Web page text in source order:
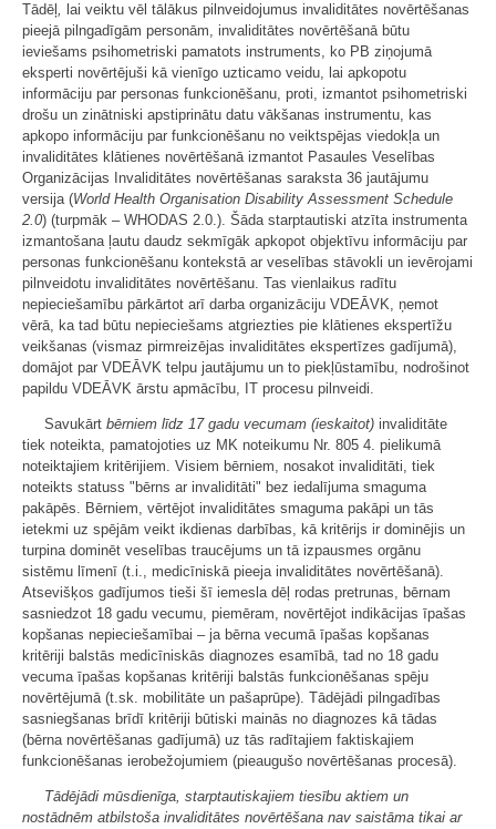
Tādēļ , lai veiktu vēl tālākus pilnveidojumus invaliditātes novērtēšanas
pieejā pilngadīgām personām, invaliditātes novērtēšanā būtu
ieviešams psihometriski pamatots instruments, ko PB ziņojumā
eksperti novērtējuši kā vienīgo uzticamo veidu, lai apkopotu
informāciju par personas funkcionēšanu, proti, izmantot psihometriski
drošu un zinātniski apstiprinātu datu vākšanas instrumentu, kas
apkopo informāciju par funkcionēšanu no veiktspējas viedokļa un
invaliditātes klātienes novērtēšanā izmantot Pasaules Veselības
Organizācijas Invaliditātes novērtēšanas saraksta 36 jautājumu
versija (World Health Organisation Disability Assessment Schedule
2.0) (turpmāk – WHODAS 2.0.). Šāda starptautiski atzīta instrumenta
izmantošana ļautu daudz sekmīgāk apkopot objektīvu informāciju par
personas funkcionēšanu kontekstā ar veselības stāvokli un ievērojami
pilnveidotu invaliditātes novērtēšanu. Tas vienlaikus radītu
nepieciešamību pārkārtot arī darba organizāciju VDEĀVK, ņemot
vērā, ka tad būtu nepieciešams atgriezties pie klātienes ekspertīžu
veikšanas (vismaz pirmreizējas invaliditātes ekspertīzes gadījumā),
domājot par VDEĀVK telpu jautājumu un to piekļūstamību, nodrošinot
papildu VDEĀVK ārstu apmācību, IT procesu pilnveidi.
Savukārt bērniem līdz 17 gadu vecumam (ieskaitot) invaliditāte
tiek noteikta, pamatojoties uz MK noteikumu Nr. 805 4. pielikumā
noteiktajiem kritērijiem. Visiem bērniem, nosakot invaliditāti, tiek
noteikts statuss "bērns ar invaliditāti" bez iedalījuma smaguma
pakāpēs. Bērniem, vērtējot invaliditātes smaguma pakāpi un tās
ietekmi uz spējām veikt ikdienas darbības, kā kritērijs ir dominējis un
turpina dominēt veselības traucējums un tā izpausmes orgānu
sistēmu līmenī (t.i., medicīniskā pieeja invaliditātes novērtēšanā).
Atsevišķos gadījumos tieši šī iemesla dēļ rodas pretrunas, bērnam
sasniedzot 18 gadu vecumu, piemēram, novērtējot indikācijas īpašas
kopšanas nepieciešamībai – ja bērna vecumā īpašas kopšanas
kritēriji balstās medicīniskās diagnozes esamībā, tad no 18 gadu
vecuma īpašas kopšanas kritēriji balstās funkcionēšanas spēju
novērtējumā (t.sk. mobilitāte un pašaprūpe). Tādējādi pilngadības
sasniegšanas brīdī kritēriji būtiski mainās no diagnozes kā tādas
(bērna novērtēšanas gadījumā) uz tās radītajiem faktiskajiem
funkcionēšanas ierobežojumiem (pieaugušo novērtēšanas procesā).
Tādējādi mūsdienīga, starptautiskajiem tiesību aktiem un
nostādnēm atbilstoša invaliditātes novērtēšana nav saistāma tikai ar